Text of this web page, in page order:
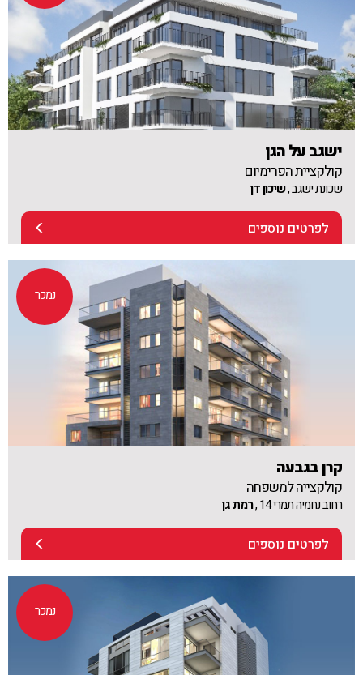
ישגב על הגן
קולקציית הפרימיום
שכונת ישגב ,שיכון דן
לפרטים נוספים
נמכר
קרן בגבעה
קולקצייה למשפחה
רחוב נחמיה תמרי 14 , רמת גן
לפרטים נוספים
נמכר